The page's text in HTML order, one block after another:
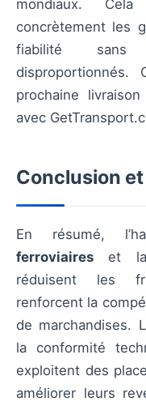
mondiaux.
concrètement les
fiabilité sans
disproportionnés.
prochaine
avec
Conclusion
En résumé,
ferroviaires et la
réduisent les
renforcent la
de marchandises.
la conformité
exploitent des
améliorer leurs